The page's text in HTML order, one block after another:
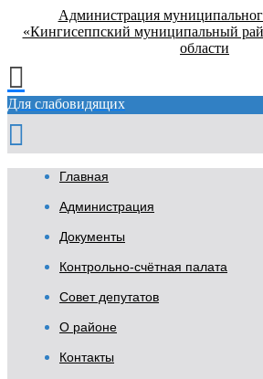
Администрация
«Кингисеппский муниципальный
области
Для слабовидящих
Главная
Администрация
Документы
Контрольно-счётная палата
Совет депутатов
О районе
Контакты